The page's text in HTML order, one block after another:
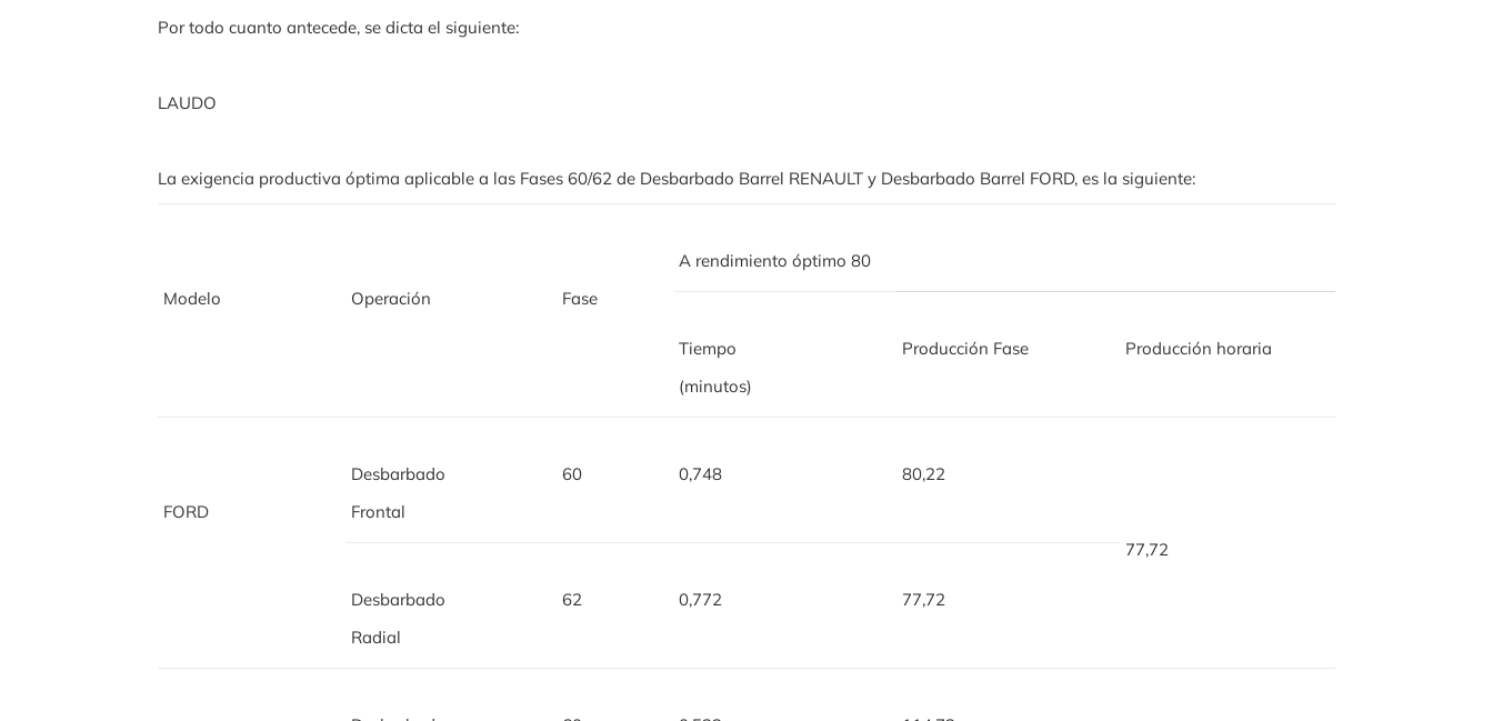
Por todo cuanto antecede, se dicta el siguiente:
LAUDO
La exigencia productiva óptima aplicable a las Fases 60/62 de Desbarbado Barrel RENAULT y Desbarbado Barrel FORD, es la siguiente:
Modelo Operación Fase
A rendimiento óptimo 80
Tiempo
(minutos)
Producción Fase Producción horaria
FORD
Desbarbado
Frontal
60 0,748 80,22
77,72
Desbarbado
Radial
62 0,772 77,72